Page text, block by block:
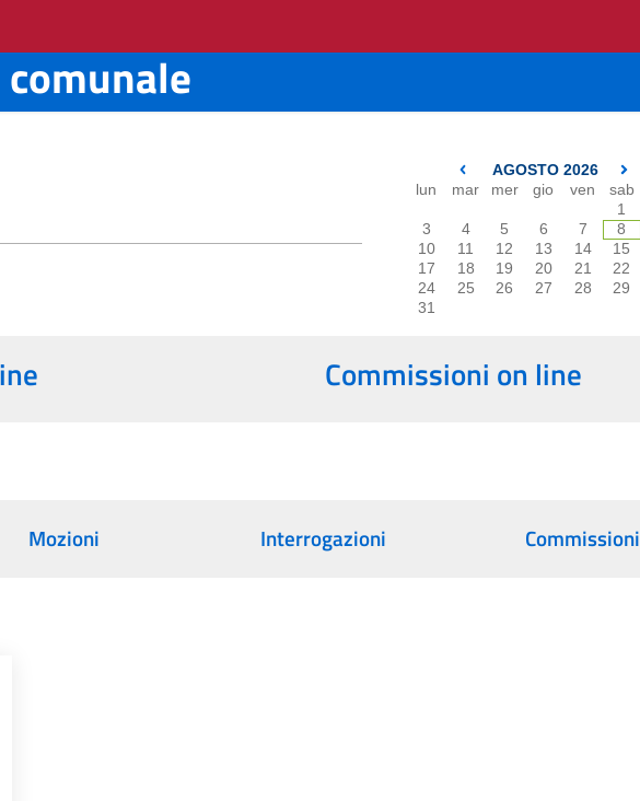
AGOSTO 2026
lun
mar mer gio ven sab
1
3
4 5 6 7 8
10
11 12 13 14 15
17
18 19 20 21 22
24
25 26 27 28 29
31
Commissioni on line
Mozioni Interrogazioni Commissioni